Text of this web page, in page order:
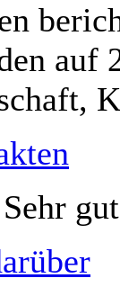
auf